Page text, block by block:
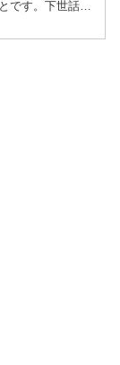
です。下世話な